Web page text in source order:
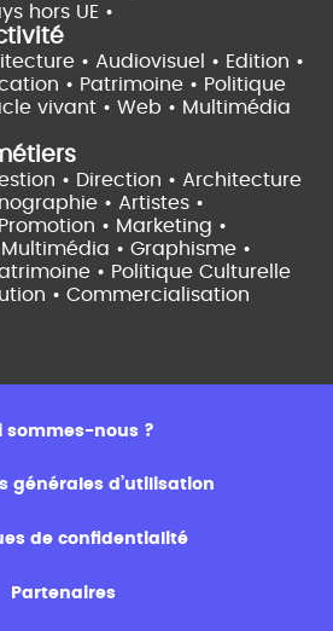
hors UE •
• Audiovisuel • Edition •
• Patrimoine • Politique
vivant • Web • Multimédia
• Direction • Architecture
• Artistes •
• Marketing •
• Graphisme •
• Politique Culturelle
• Commercialisation
sommes-nous ?
générales d’utilisation
de confidentialité
Partenaires